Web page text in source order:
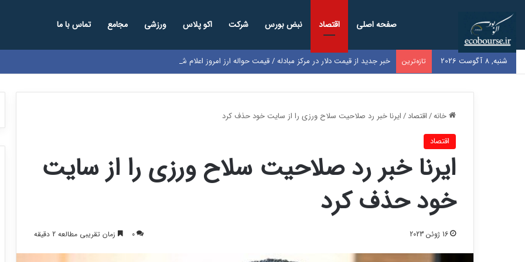
صفحه اصلی اقتصاد نبض بورس شرکت اکو پلاس ورزشی مجامع تماس با ما
شنبه, 8 آگوست 2026 تازه‌ترین خبر جدید از قیمت دلار در مرکز مبادله / قیمت حواله ارز امروز اعلام شد
خانه/اقتصاد/ایرنا خبر رد صلاحیت سلاح ورزی را از سایت خود حذف کرد
اقتصاد
ایرنا خبر رد صلاحیت سلاح ورزی را از سایت
خود حذف کرد
16 ژوئن 2023 0 زمان تقریبی مطالعه 2 دقیقه